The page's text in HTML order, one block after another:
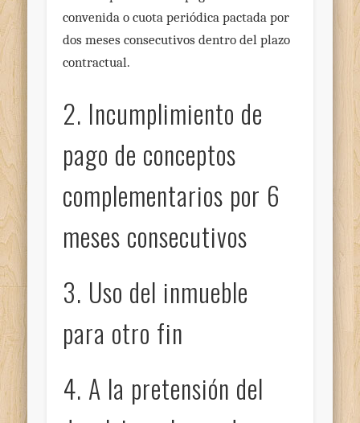
convenida o cuota periódica pactada por
dos meses consecutivos dentro del plazo
contractual.
2. Incumplimiento de
pago de conceptos
complementarios por 6
meses consecutivos
3. Uso del inmueble
para otro fin
4. A la pretensión del